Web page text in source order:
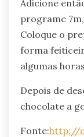
Adicione
programe
Coloque o
forma
algumas
Depois de
chocolate a
Fonte:http://